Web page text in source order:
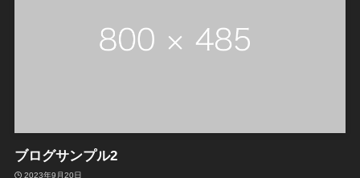
ブログサンプル2
2023年9月20日